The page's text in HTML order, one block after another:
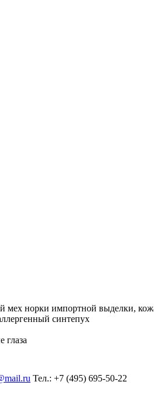
мех норки импортной выделки,
синтепух
глаза
Тел.: +7 (495) 695-50-22